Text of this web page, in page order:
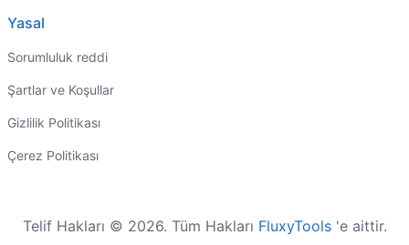
Yasal
Sorumluluk reddi
Şartlar ve Koşullar
Gizlilik Politikası
Çerez Politikası
Telif Hakları © 2026. Tüm Hakları FluxyTools 'e aittir.